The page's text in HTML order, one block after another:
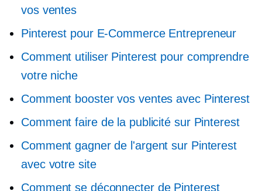
vos ventes
Pinterest pour E-CommerceEntrepreneur
Comment utiliser Pinterest pour comprendre
votre niche
Comment booster vos ventes avec Pinterest
Comment faire de la publicité sur Pinterest
Comment gagner de l'argent sur Pinterest
avec votre site
Comment se déconnecter de Pinterest